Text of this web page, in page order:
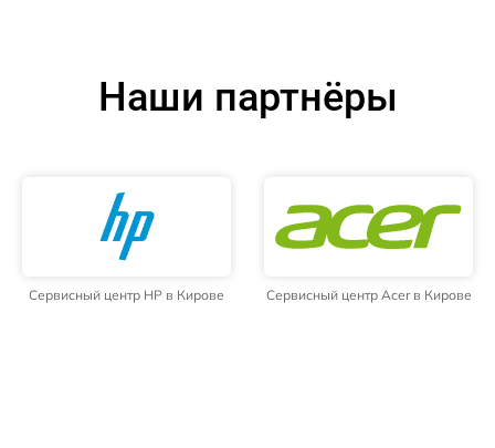
Наши партнёры
Сервисный центр HP в Кирове Сервисный центр Acer в Кирове